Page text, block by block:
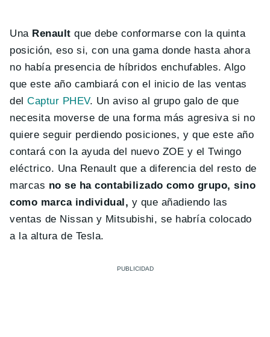
UnaRenault que debe conformarse con la quinta
posición, eso si, con una gama donde hasta ahora
no había presencia de híbridos enchufables. Algo
que este año cambiará con el inicio de las ventas
delCaptur PHEV. Un aviso al grupo galo de que
necesita moverse de una forma más agresiva si no
quiere seguir perdiendo posiciones, y que este año
contará con la ayuda del nuevo ZOE y el Twingo
eléctrico. Una Renault que a diferencia del resto de
marcas no se ha contabilizado como grupo, sino
como marca individual, y que añadiendo las
ventas de Nissan y Mitsubishi, se habría colocado
a la altura de Tesla.